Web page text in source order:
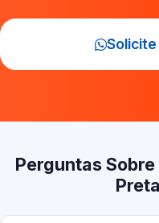
Perguntas